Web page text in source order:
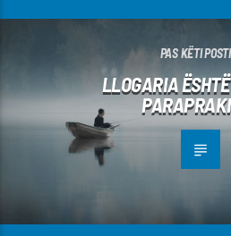
PAS KËTI
LLOGARIA